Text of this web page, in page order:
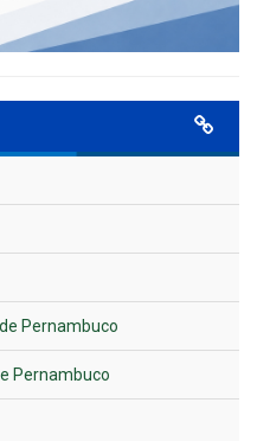
Pernambuco
Pernambuco